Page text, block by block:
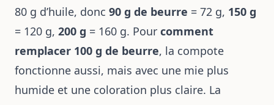
80 g d’huile, donc 90 g de beurre = 72 g, 150 g
= 120 g, 200 g = 160 g. Pour comment
remplacer 100 g de beurre, la compote
fonctionne aussi, mais avec une mie plus
humide et une coloration plus claire. La